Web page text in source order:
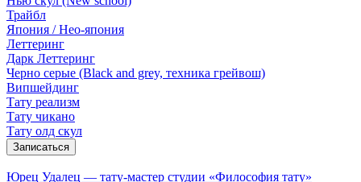
Трайбл
Япония / Нео-япония
Леттеринг
Дарк Леттеринг
Черно серые (Black and grey, техника грейвош)
Випшейдинг
Тату реализм
Тату чикано
Тату олд скул
Записаться
Юрец Удалец — тату-мастер студии «Философия тату»